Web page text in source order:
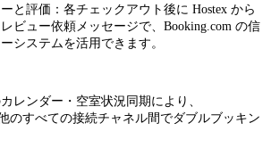
と評価：各チェックアウト後に Hostex から
ビュー依頼メッセージで、Booking.com の信
システムを活用できます。
レンダー・空室状況同期により、
のすべての接続チャネル間でダブルブッキン